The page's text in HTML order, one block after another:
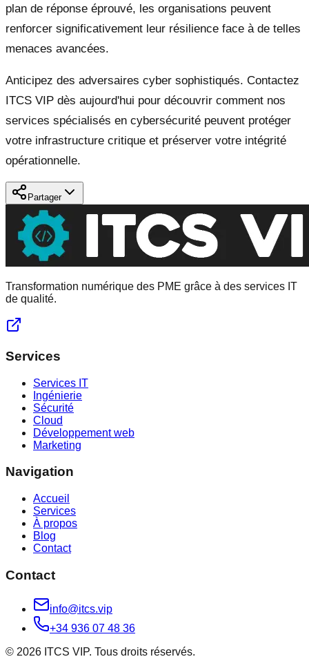
plan de réponse éprouvé, les organisations peuvent
renforcer significativement leur résilience face à de telles
menaces avancées.
Anticipez des adversaires cyber sophistiqués. Contactez
ITCS VIP dès aujourd'hui pour découvrir comment nos
services spécialisés en cybersécurité peuvent protéger
votre infrastructure critique et préserver votre intégrité
opérationnelle.
Partager
Transformation numérique des PME grâce à des services IT
de qualité.
Services
Services IT
Ingénierie
Sécurité
Cloud
Développement web
Marketing
Navigation
Accueil
Services
À propos
Blog
Contact
Contact
info@itcs.vip
+34 936 07 48 36
© 2026 ITCS VIP. Tous droits réservés.